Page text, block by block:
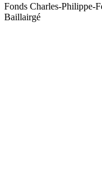
Fonds Charles-Philippe-
Baillairgé